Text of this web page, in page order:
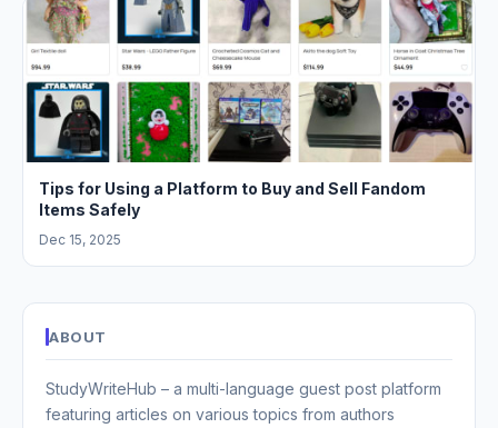
Tips for Using a Platform to Buy and Sell Fandom
Items Safely
Dec 15, 2025
ABOUT
StudyWriteHub – a multi-language guest post platform
featuring articles on various topics from authors